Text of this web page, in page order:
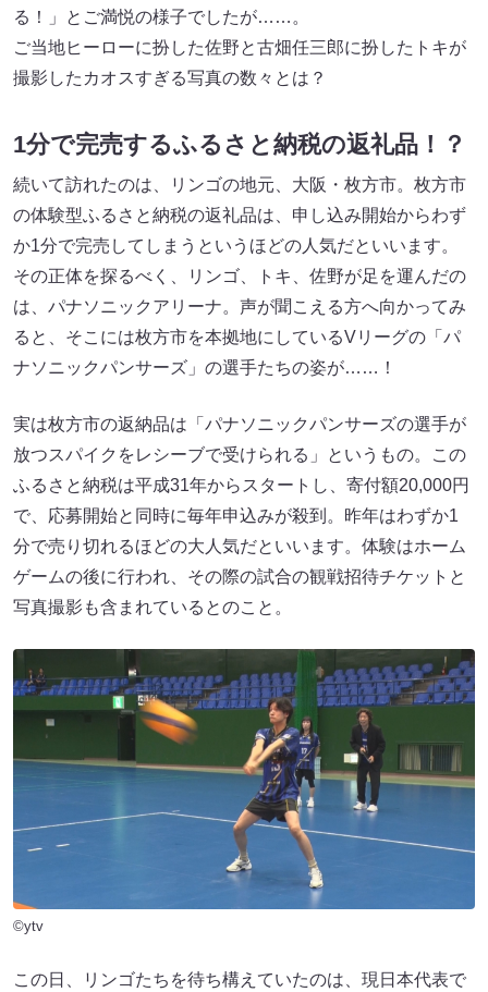
る！」とご満悦の様子でしたが……。
ご当地ヒーローに扮した佐野と古畑任三郎に扮したトキが
撮影したカオスすぎる写真の数々とは？
1分で完売するふるさと納税の返礼品！？
続いて訪れたのは、リンゴの地元、大阪・枚方市。枚方市
の体験型ふるさと納税の返礼品は、申し込み開始からわず
か1分で完売してしまうというほどの人気だといいます。
その正体を探るべく、リンゴ、トキ、佐野が足を運んだの
は、パナソニックアリーナ。声が聞こえる方へ向かってみ
ると、そこには枚方市を本拠地にしているVリーグの「パ
ナソニックパンサーズ」の選手たちの姿が……！
実は枚方市の返納品は「パナソニックパンサーズの選手が
放つスパイクをレシーブで受けられる」というもの。この
ふるさと納税は平成31年からスタートし、寄付額20,000円
で、応募開始と同時に毎年申込みが殺到。昨年はわずか1
分で売り切れるほどの大人気だといいます。体験はホーム
ゲームの後に行われ、その際の試合の観戦招待チケットと
写真撮影も含まれているとのこと。
©ytv
この日、リンゴたちを待ち構えていたのは、現日本代表で